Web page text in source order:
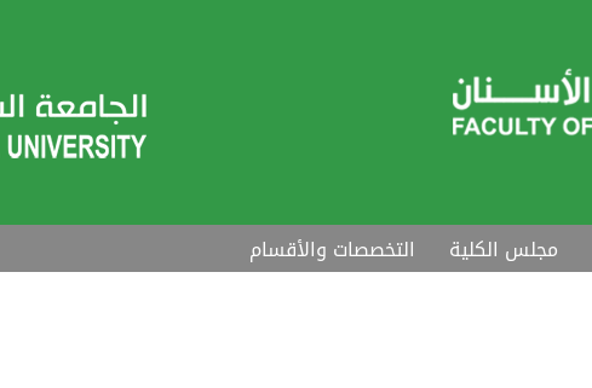
مجلس الكلية التخصصات والأقسام